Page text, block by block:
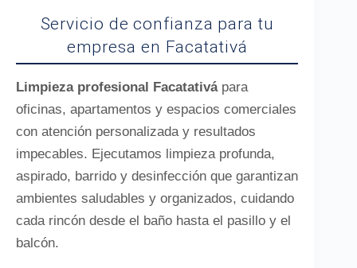
Servicio de confianza para tu
empresa en Facatativá
Limpieza profesional Facatativápara
oficinas, apartamentos y espacios comerciales
con atención personalizada y resultados
impecables. Ejecutamos limpieza profunda,
aspirado, barrido y desinfección que garantizan
ambientes saludables y organizados, cuidando
cada rincón desde el baño hasta el pasillo y el
balcón.